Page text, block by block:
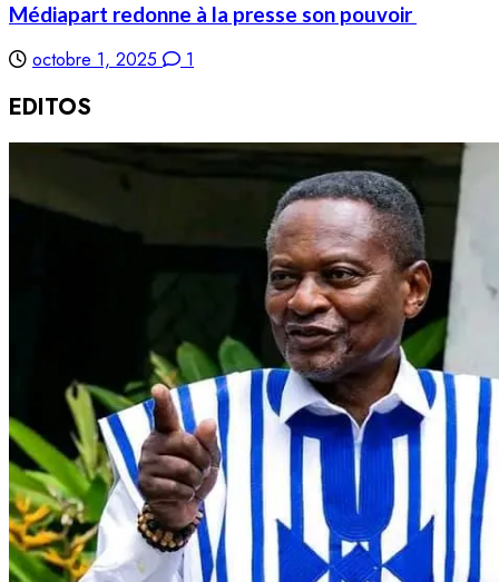
Médiapart redonne à la presse son pouvoir
octobre 1, 2025 1
EDITOS